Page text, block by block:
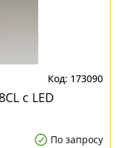
173090
с LED
По запросу